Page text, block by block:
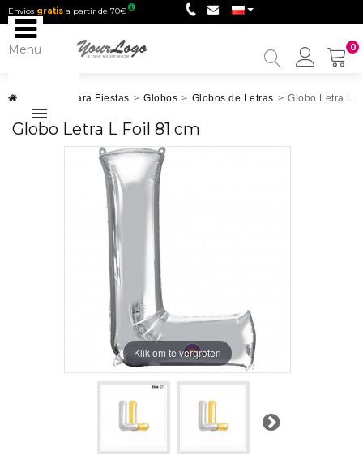
Envios gratis a partir de 70€
0
My
Menu
Artículos para Fiestas > Globos > Globos de Letras > Globo Letra L
Globo Letra L Foil 81 cm
Klik om te vergroten
Next